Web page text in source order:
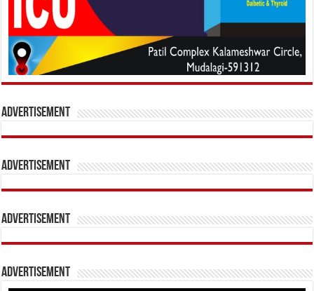
Advertisement
Advertisement
Advertisement
Advertisement